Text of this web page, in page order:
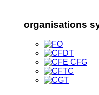
organisations